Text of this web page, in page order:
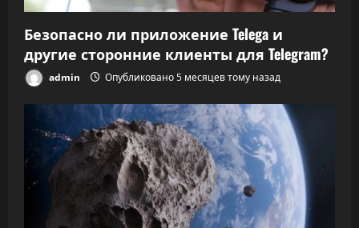
Безопасно ли приложение Telega и
другие сторонние клиенты для Telegram?
admin Опубликовано 5 месяцев тому назад